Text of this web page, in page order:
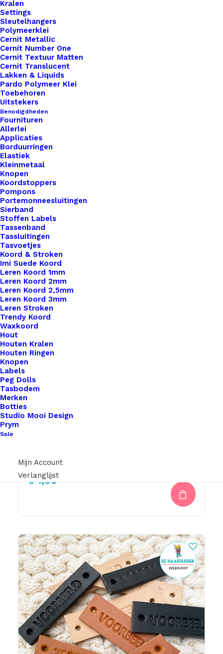
Kralen
Settings
Sleutelhangers
Polymeerklei
Cernit Metallic
Cernit Number One
Cernit Textuur Matten
Cernit Translucent
Lakken & Liquids
Pardo Polymeer Klei
Toebehoren
Uitstekers
Benodigdheden
Fournituren
Allerlei
Applicaties
Borduurringen
Elastiek
Kleinmetaal
Knopen
Koordstoppers
Pompons
Portemonneesluitingen
Sierband
Stoffen Labels
Tassenband
Tassluitingen
Tasvoetjes
Koord & Stroken
Imi Suede Koord
Leren Koord 1mm
Leren Koord 2mm
Leren Koord 2,5mm
Leren Koord 3mm
Leren Stroken
Trendy Koord
Waxkoord
Hout
Houten Kralen
Houten Ringen
Knopen
Labels
Peg Dolls
Tasbodem
Merken
Botties
Studio Mooi Design
Prym
Sale
Mijn Account
Verlanglijst
Drukknoop
10x3cm
aantal
Artikelnummer
Categorie
Binnen 1-3 werkdagen verzonden
Veilig betalen
Unieke en kwaliteitsproducten
Overzicht
Nog meer leuks!
€1,00